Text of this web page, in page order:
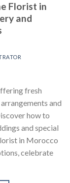
Florist in
and
fresh
and
how to
and special
in Morocco
celebrate